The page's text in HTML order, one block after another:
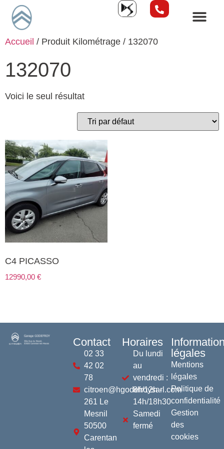
Accueil / Produit Kilométrage / 132070
132070
Voici le seul résultat
C4 PICASSO
12990,00 €
Contact
02 33
42 02
78
citroen@hgodefroysarl.com
261 Le
Mesnil
50500
Carentan
Horaires
Du lundi
au
vendredi :
8h/12h -
14h/18h30
Samedi
fermé
légales
Mentions
légales
Politique de
confidentialité
Gestion
des
cookies